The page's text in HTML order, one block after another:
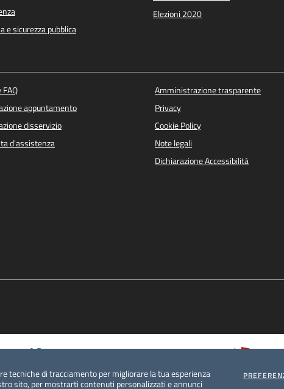
tecniche di tracciamento per migliorare la tua esperienza
sito, per mostrarti contenuti personalizzati e annunci
e sicurezza pubblica
Elezioni 2020
FAQ
appuntamento
disservizio
d'assistenza
Amministrazione trasparente
Privacy
Cookie Policy
Note legali
Dichiarazione Accessibilità